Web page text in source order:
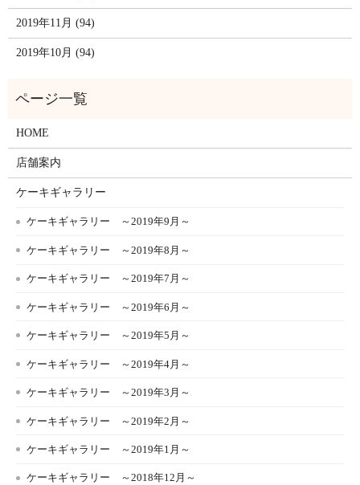
2019年11月 (94)
2019年10月 (94)
HOME
店舗案内
ケーキギャラリー
ケーキギャラリー ～2019年9月～
ケーキギャラリー ～2019年8月～
ケーキギャラリー ～2019年7月～
ケーキギャラリー ～2019年6月～
ケーキギャラリー ～2019年5月～
ケーキギャラリー ～2019年4月～
ケーキギャラリー ～2019年3月～
ケーキギャラリー ～2019年2月～
ケーキギャラリー ～2019年1月～
ケーキギャラリー ～2018年12月～